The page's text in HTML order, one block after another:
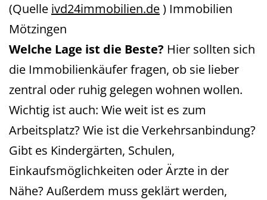
(Quelle ivd24immobilien.de) Immobilien
Mötzingen
Welche Lage ist die Beste? Hier sollten sich
die Immobilienkäufer fragen, ob sie lieber
zentral oder ruhig gelegen wohnen wollen.
Wichtig ist auch: Wie weit ist es zum
Arbeitsplatz? Wie ist die Verkehrsanbindung?
Gibt es Kindergärten, Schulen,
Einkaufsmöglichkeiten oder Ärzte in der
Nähe? Außerdem muss geklärt werden,